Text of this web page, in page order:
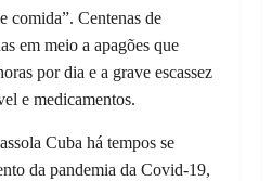
comida”. Centenas de
em meio a apagões que
por dia e a grave escassez
e medicamentos.
Cuba há tempos se
da pandemia da Covid-19,